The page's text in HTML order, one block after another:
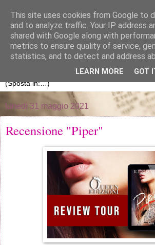
La libreria di Anna
Blog personale dedicato al mondo dei libri
lunedì 31 maggio 2021
Recensione "Piper"
This site uses cookies from Google to
and to analyze traffic. Your IP address
shared with Google along with
metrics to ensure quality of service,
statistics, and to detect and address
LEARN MORE GOT